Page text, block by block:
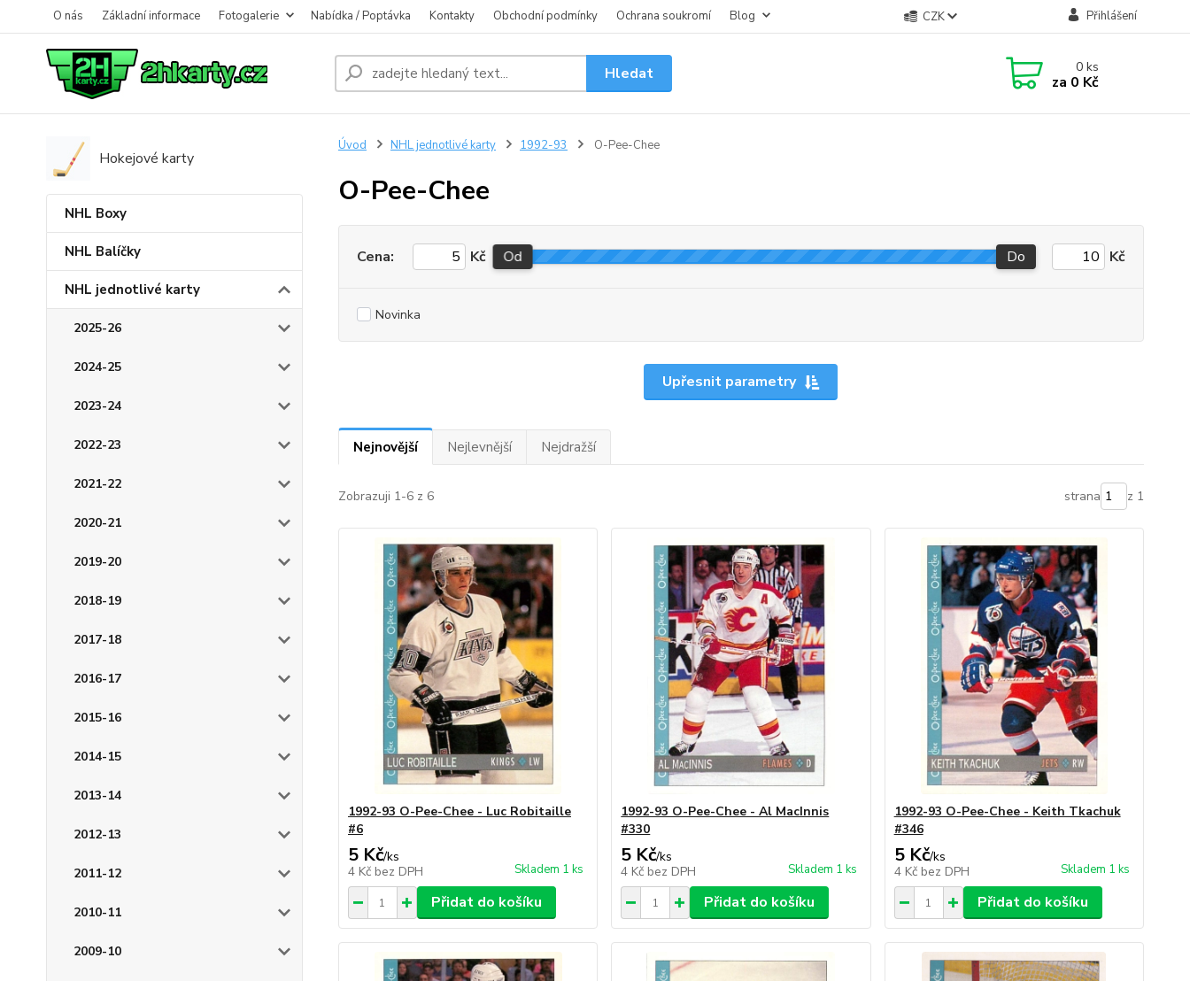
O nás Základní informace Fotogalerie Nabídka / Poptávka Kontakty Obchodní podmínky Ochrana soukromí Blog CZK Přihlášení
Hledat 0ks
za 0 Kč
Hokejové karty
NHL Boxy
NHL Balíčky
NHL jednotlivé karty
2025-26
2024-25
2023-24
2022-23
2021-22
2020-21
2019-20
2018-19
2017-18
2016-17
2015-16
2014-15
2013-14
2012-13
2011-12
2010-11
2009-10
Úvod NHL jednotlivé karty 1992-93 O-Pee-Chee
O-Pee-Chee
Upřesnit parametry
Cena: Kč Od Do Kč
Novinka
Nejnovější Nejlevnější Nejdražší
Zobrazuji 1-6 z 6 strana z 1
1992-93 O-Pee-Chee - Luc Robitaille
#6
5 Kč/ks
4 Kč bez DPH Skladem 1 ks
Přidat do košíku
1992-93 O-Pee-Chee - Al MacInnis
#330
5 Kč/ks
4 Kč bez DPH Skladem 1 ks
Přidat do košíku
1992-93 O-Pee-Chee - Keith Tkachuk
#346
5 Kč/ks
4 Kč bez DPH Skladem 1 ks
Přidat do košíku